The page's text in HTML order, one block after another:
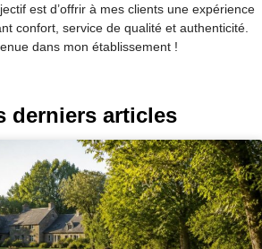
est d’offrir à mes clients une expérience
confort, service de qualité et authenticité.
dans mon établissement !
derniers articles